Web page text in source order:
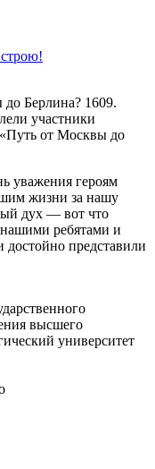
до Берлина? 1609.
участники
«Путь от Москвы до
уважения героям
жизни за нашу
дух — вот что
ребятами и
представили
высшего
университет